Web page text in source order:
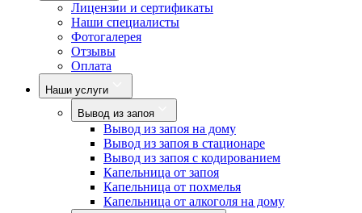
Лицензии и сертификаты
Наши специалисты
Фотогалерея
Отзывы
Оплата
Наши услуги
Вывод из запоя
Вывод из запоя на дому
Вывод из запоя в стационаре
Вывод из запоя с кодированием
Капельница от запоя
Капельница от похмелья
Капельница от алкоголя на дому